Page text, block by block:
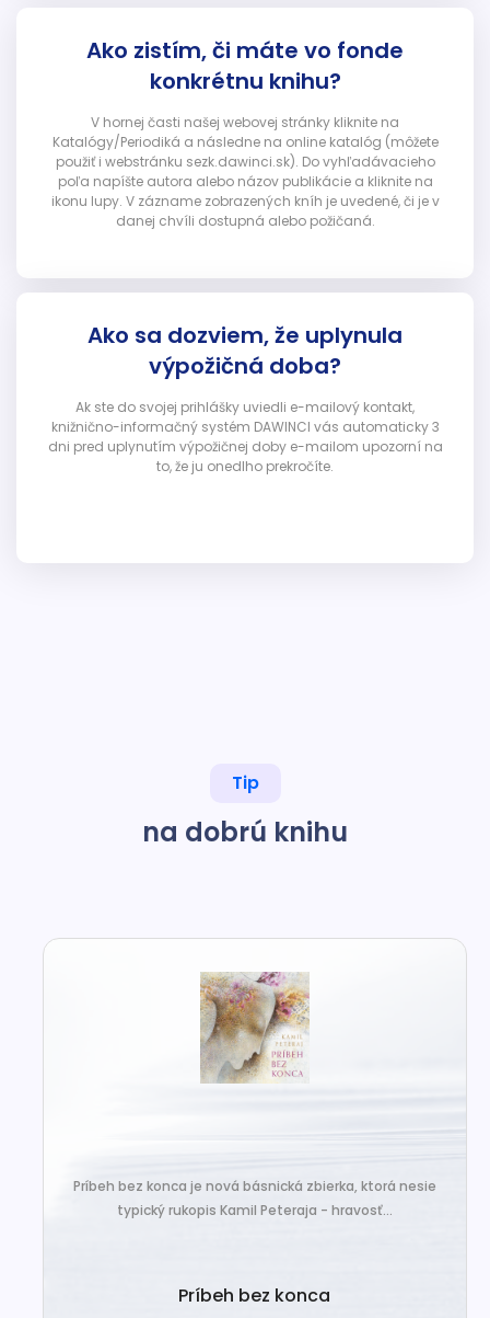
Ako zistím, či máte vo fonde
konkrétnu knihu?
V hornej časti našej webovej stránky kliknite na
Katalógy/Periodiká a následne na online katalóg (môžete
použiť i webstránku sezk.dawinci.sk). Do vyhľadávacieho
poľa napíšte autora alebo názov publikácie a kliknite na
ikonu lupy. V zázname zobrazených kníh je uvedené, či je v
danej chvíli dostupná alebo požičaná.
Ako sa dozviem, že uplynula
výpožičná doba?
Ak ste do svojej prihlášky uviedli e-mailový kontakt,
knižnično-informačný systém DAWINCI vás automaticky 3
dni pred uplynutím výpožičnej doby e-mailom upozorní na
to, že ju onedlho prekročíte.
Tip
na dobrú knihu
Príbeh bez konca je nová básnická zbierka, ktorá nesie
typický rukopis Kamil Peteraja - hravosť...
Príbeh bez konca